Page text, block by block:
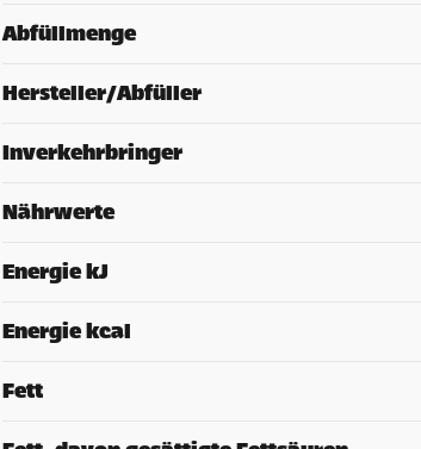
Abfüllmenge
Hersteller/Abfüller
Inverkehrbringer
Nährwerte
Energie kJ
Energie kcal
Fett